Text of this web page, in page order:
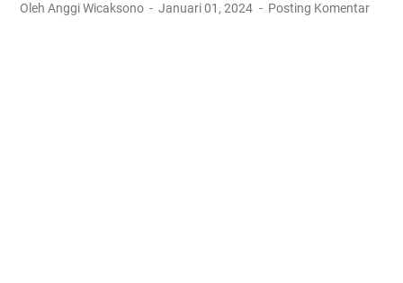
Oleh Anggi Wicaksono Januari 01, 2024 Posting Komentar